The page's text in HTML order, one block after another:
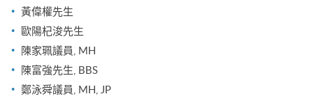
黃偉權先生
歐陽杞浚先生
陳家珮議員, MH
陳富強先生, BBS
鄭泳舜議員, MH, JP